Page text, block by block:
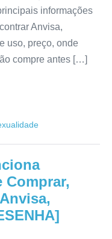
informações
Anvisa,
uso, preço, onde
compre antes […]
Comprar,